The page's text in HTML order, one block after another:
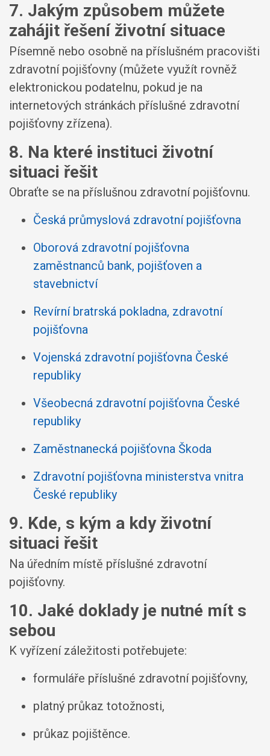
7. Jakým způsobem můžete
zahájit řešení životní situace
Písemně nebo osobně na příslušném pracovišti
zdravotní pojišťovny (můžete využít rovněž
elektronickou podatelnu, pokud je na
internetových stránkách příslušné zdravotní
pojišťovny zřízena).
8. Na které instituci životní
situaci řešit
Obraťte se na příslušnou zdravotní pojišťovnu.
Česká průmyslová zdravotní pojišťovna
Oborová zdravotní pojišťovna
zaměstnanců bank, pojišťoven a
stavebnictví
Revírní bratrská pokladna, zdravotní
pojišťovna
Vojenská zdravotní pojišťovna České
republiky
Všeobecná zdravotní pojišťovna České
republiky
Zaměstnanecká pojišťovna Škoda
Zdravotní pojišťovna ministerstva vnitra
České republiky
9. Kde, s kým a kdy životní
situaci řešit
Na úředním místě příslušné zdravotní
pojišťovny.
10. Jaké doklady je nutné mít s
sebou
K vyřízení záležitosti potřebujete:
formuláře příslušné zdravotní pojišťovny,
platný průkaz totožnosti,
průkaz pojištěnce.